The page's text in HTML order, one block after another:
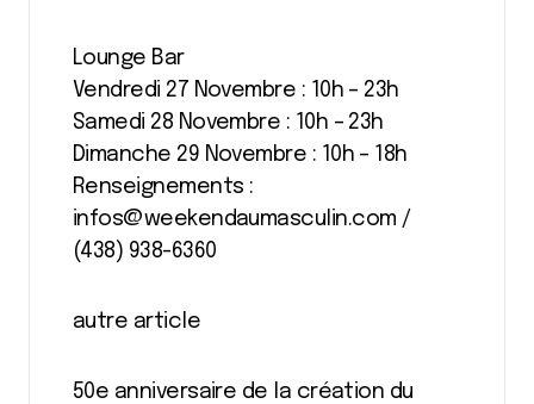
Lounge Bar
Vendredi 27 Novembre : 10h – 23h
Samedi 28 Novembre : 10h – 23h
Dimanche 29 Novembre : 10h – 18h
Renseignements :
infos@weekendaumasculin.com /
(438) 938-6360
autre article
50e anniversaire de la création du